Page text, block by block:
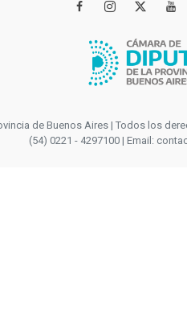
 
de Buenos Aires | Todos los
(54) 0221 - 4297100 | Email: